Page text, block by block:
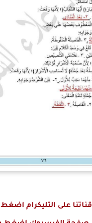
قناتنا على التليكرام اضغط